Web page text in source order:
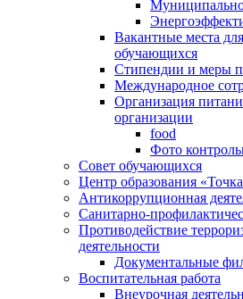
Вакантные места
обучающихся
Стипендии и меры
Международное
Организация
организации
food
Фото
Совет обучающихся
Центр образования
Антикоррупционная
Санитарно-
Противодействие
деятельности
Документальные
Воспитательная работа
Внеурочная